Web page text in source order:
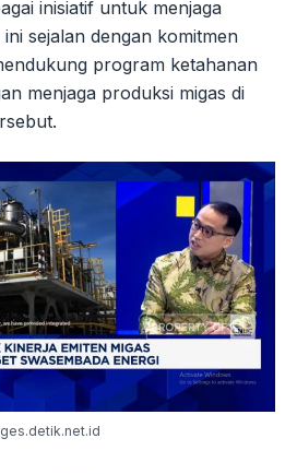
inisiatif untuk menjaga
sejalan dengan komitmen
program ketahanan
menjaga produksi migas di